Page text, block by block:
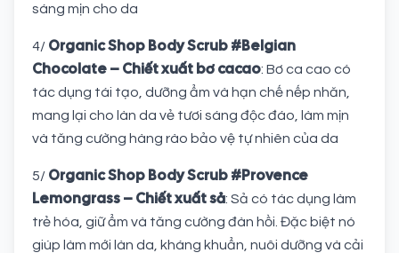
sáng mịn cho da
4/ Organic Shop Body Scrub #Belgian
Chocolate – Chiết xuất bơ cacao: Bơ ca cao có
tác dụng tái tạo, dưỡng ẩm và hạn chế nếp nhăn,
mang lại cho làn da vẻ tươi sáng độc đáo, làm mịn
và tăng cường hàng rào bảo vệ tự nhiên của da
5/ Organic Shop Body Scrub #Provence
Lemongrass – Chiết xuất sả: Sả có tác dụng làm
trẻ hóa, giữ ẩm và tăng cường đàn hồi. Đặc biệt nó
giúp làm mới làn da, kháng khuẩn, nuôi dưỡng và cải